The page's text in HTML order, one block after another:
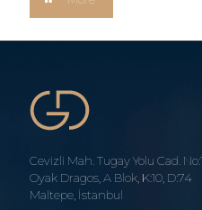
Cevizli Mah. Tugay Yolu Cad.
Oyak Dragos, A Blok, K:10, D:74
Maltepe, İstanbul